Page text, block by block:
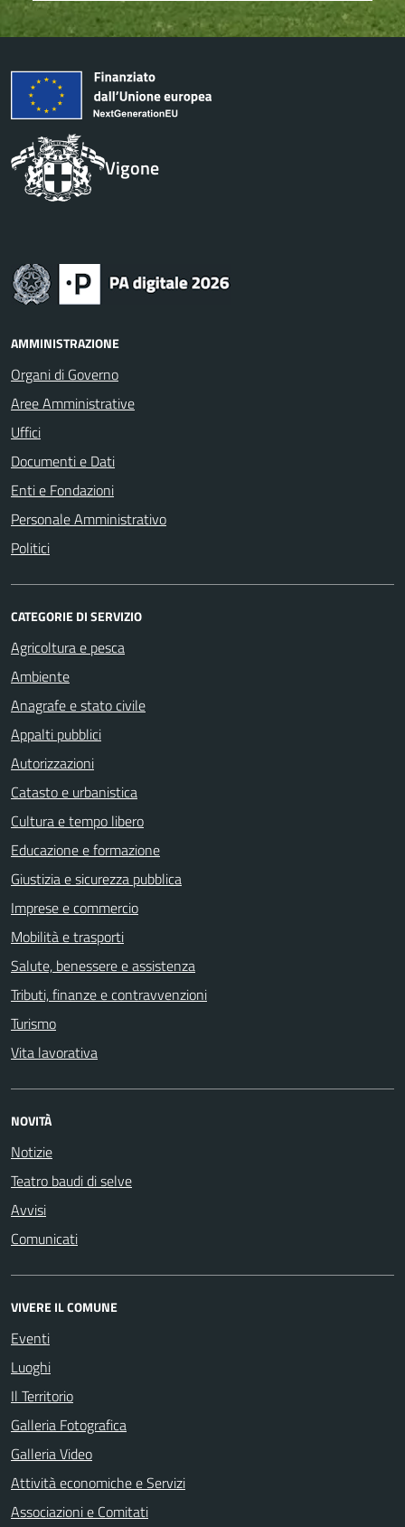
Vigone
AMMINISTRAZIONE
Organi di Governo
Aree Amministrative
Uffici
Documenti e Dati
Enti e Fondazioni
Personale Amministrativo
Politici
CATEGORIE DI SERVIZIO
Agricoltura e pesca
Ambiente
Anagrafe e stato civile
Appalti pubblici
Autorizzazioni
Catasto e urbanistica
Cultura e tempo libero
Educazione e formazione
Giustizia e sicurezza pubblica
Imprese e commercio
Mobilità e trasporti
Salute, benessere e assistenza
Tributi, finanze e contravvenzioni
Turismo
Vita lavorativa
NOVITÀ
Notizie
Teatro baudi di selve
Avvisi
Comunicati
VIVERE IL COMUNE
Eventi
Luoghi
Il Territorio
Galleria Fotografica
Galleria Video
Attività economiche e Servizi
Associazioni e Comitati